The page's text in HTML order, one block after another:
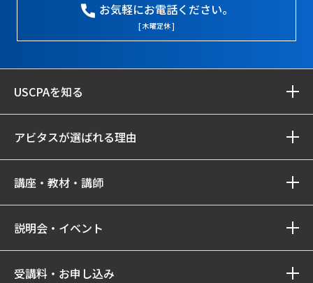
お気軽にお電話ください。
[ 木曜定休 ]
USCPAを知る
アビタスが選ばれる理由
講座・教材・講師
説明会・イベント
受講料・お申し込み